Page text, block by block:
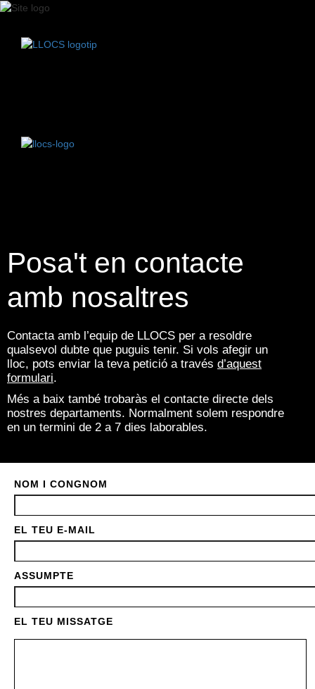
Posa't en contacte
amb nosaltres
Contacta amb l’equip de LLOCS per a resoldre
qualsevol dubte que puguis tenir. Si vols afegir un
lloc, pots enviar la teva petició a través d’aquest
formulari.
Més a baix també trobaràs el contacte directe dels
nostres departaments. Normalment solem respondre
en un termini de 2 a 7 dies laborables.
NOM I CONGNOM
EL TEU E-MAIL
ASSUMPTE
EL TEU MISSATGE